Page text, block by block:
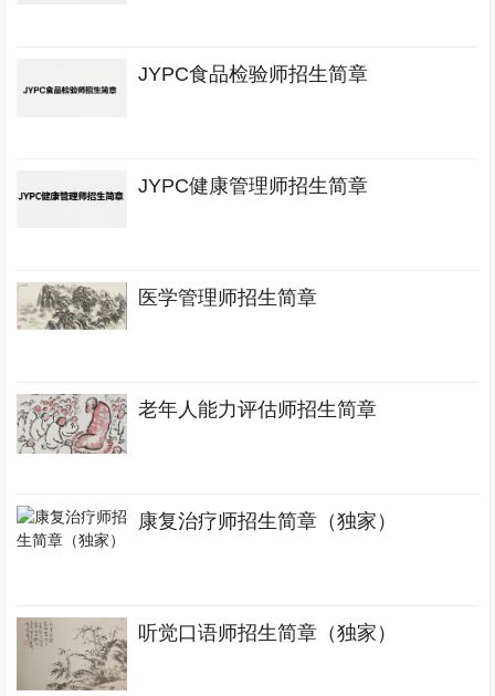
JYPC食品检验师招生简章
JYPC健康管理师招生简章
医学管理师招生简章
老年人能力评估师招生简章
康复治疗师招生简章（独家）
听觉口语师招生简章（独家）